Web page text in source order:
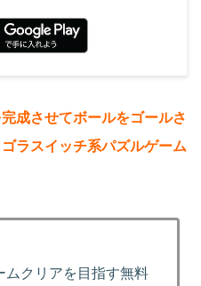
成させてボールをゴールさ
ラスイッチ系パズルゲーム
ムクリアを目指す無料